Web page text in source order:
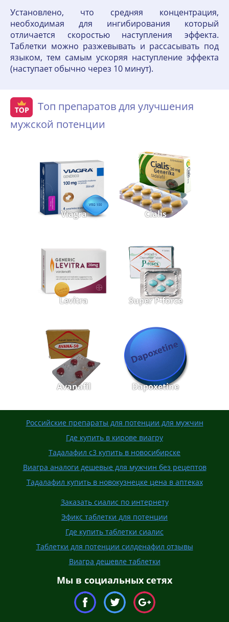
Установлено, что средняя концентрация,
необходимая для ингибирования который
отличается скоростью наступления эффекта.
Таблетки можно разжевывать и рассасывать под
языком, тем самым ускоряя наступление эффекта
(наступает обычно через 10 минут).
Топ препаратов для улучшения
мужской потенции
Viagra Cialis
Levitra Super P-force
Avanafil Dapoxetine
Российские препараты для потенции для мужчин
Где купить в кирове виагру
Тадалафил с3 купить в новосибирске
Виагра аналоги дешевые для мужчин без рецептов
Тадалафил купить в новокузнецке цена в аптеках
Заказать сиалис по интернету
Эфикс таблетки для потенции
Где купить таблетки сиалис
Таблетки для потенции силденафил отзывы
Виагра дешевле таблетки
Мы в социальных сетях